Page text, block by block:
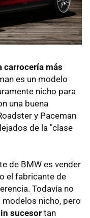
carrocería más
es un modelo
nicho para
una buena
y Paceman
de la "clase
de BMW es vender
el fabricante de
Todavía no
nicho, pero
sucesor tan